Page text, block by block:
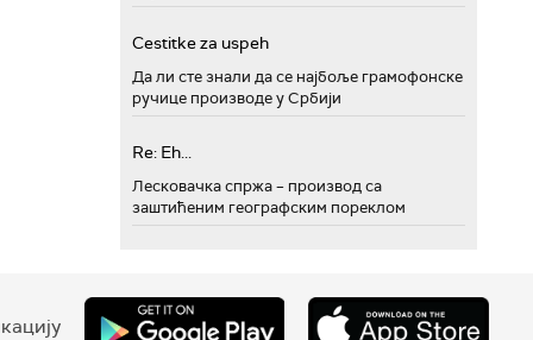
Cestitke za uspeh
Да ли сте знали да се најбоље грамофонске
ручице производе у Србији
Re: Eh...
Лесковачка спржа – производ са
заштићеним географским пореклом